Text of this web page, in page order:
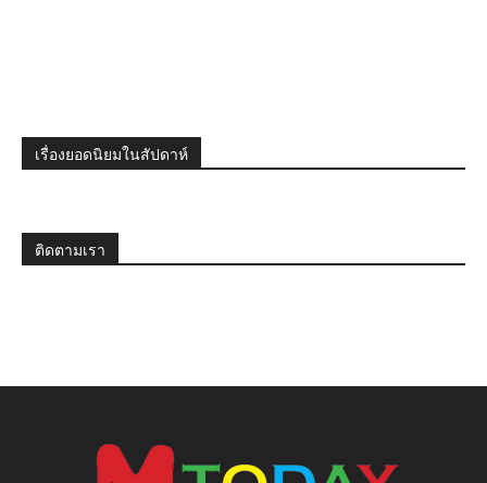
เรื่องยอดนิยมในสัปดาห์
ติดตามเรา